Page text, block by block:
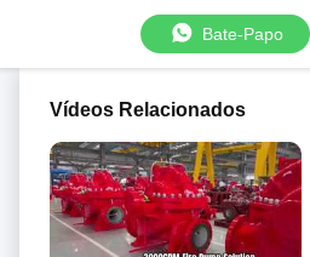
Bate-Papo
Vídeos Relacionados